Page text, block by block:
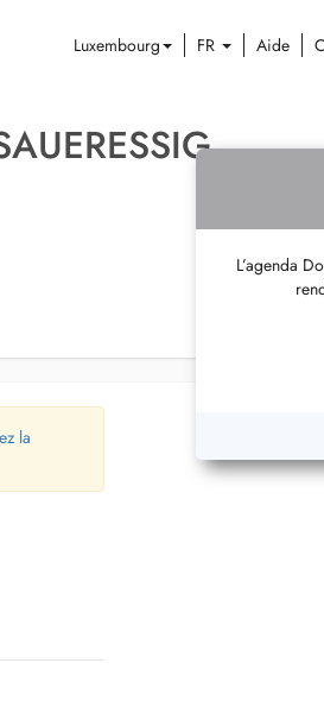
Luxembourg FR Aide
L’agenda
la